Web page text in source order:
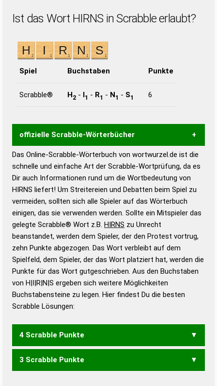
Ist das Wort HIRNS in Scrabble erlaubt?
Spiel Buchstaben Punkte
Scrabble® H2 - I1 - R1 - N1 - S1 6
offizielle Scrabble-Wörterbücher
Wortwurzel liefert mit Hilfe eines semantischen
Wortanalyse-Algorithmus gute Anhaltspunkte zu
Wortbedeutung, Worttrennung und Wortform, um die
Gültigkeit eines Wortes für das Scrabble-Spiel zu
bestimmen!
zugelassene Turnier Scrabble-
Wörterbücher sind:
Duden – Standardwerk in 12 Bänden
Duden – Richtiges und gutes
Deutsch
Duden – Die deutsche Grammatik
Duden – Deutsches
Das Online-Scrabble-Wörterbuch von wortwurzel.de ist die
schnelle und einfache Art der Scrabble-Wortprüfung, da es
Dir auch Informationen rund um die Wortbedeutung von
HIRNS liefert! Um Streitereien und Debatten beim Spiel zu
vermeiden, sollten sich alle Spieler auf das Wörterbuch
einigen, das sie verwenden werden. Sollte ein Mitspieler das
gelegte Scrabble® Wort z.B. HIRNS zu Unrecht
beanstandet, werden dem Spieler, der den Protest vortrug,
zehn Punkte abgezogen. Das Wort verbleibt auf dem
Spielfeld, dem Spieler, der das Wort platziert hat, werden die
Punkte für das Wort gutgeschrieben. Aus den Buchstaben
von H|I|R|N|S ergeben sich weitere Möglichkeiten
Buchstabensteine zu legen. Hier findest Du die besten
Scrabble Lösungen:
4 Scrabble Punkte
HIN HIS IHN IHR
3 Scrabble Punkte